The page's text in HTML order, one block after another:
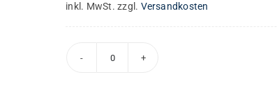
inkl. MwSt. zzgl. Versandkosten